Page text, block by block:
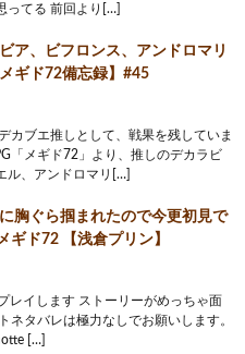
ってる 前回より[…]
ア、ビフロンス、アンドロマリ
ギド72備忘録】#45
カブエ推しとして、戦果を残していま
「メギド72」より、推しのデカラビ
ル、アンドロマリ[…]
胸ぐら掴まれたので今更初見で
ギド72 【浅倉プリン】
レイします ストーリーがめっちゃ面
ネタバレは極力なしでお願いします。
[…]